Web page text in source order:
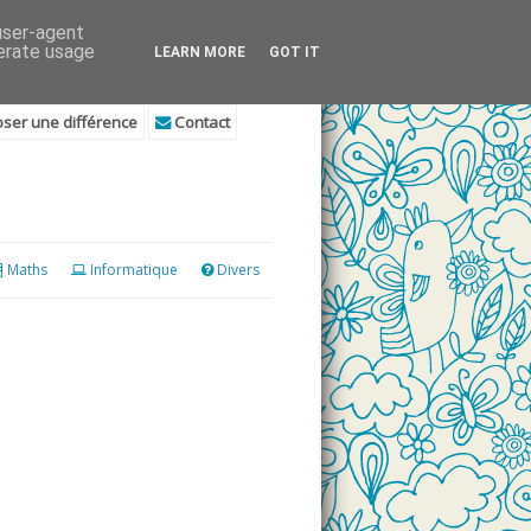
une différence Contact
Maths Informatique Divers
agent
usage
LEARN MORE GOT IT